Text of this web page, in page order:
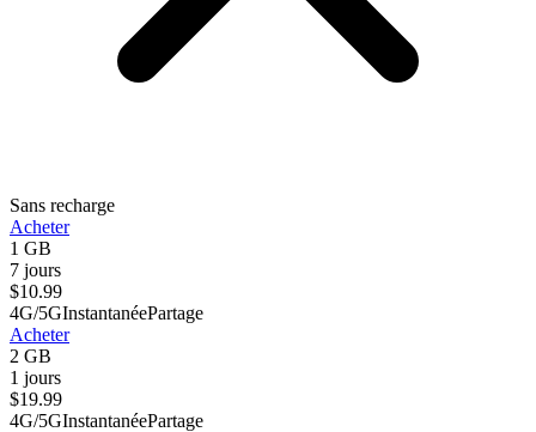
Sans recharge
Acheter
1 GB
7 jours
$10.99
4G/5GInstantanéePartage
Acheter
2 GB
1 jours
$19.99
4G/5GInstantanéePartage